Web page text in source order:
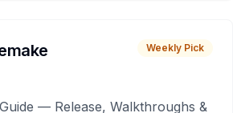
Weekly Pick
— Release, Walkthroughs &